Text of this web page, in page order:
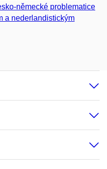
německé problematice
a nederlandistickým